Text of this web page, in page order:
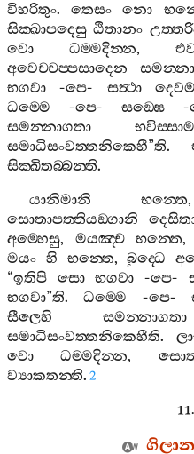
විහරිතුං.තෙසං නො
සික‍්ඛාපදෙසු ඨිතානං
වො
ධම‍්මදින‍්න,
අවෙච‍්චප‍්පසාදෙන
භගවා -පෙ- සත්‍ථා
ධම‍්මෙ -පෙ- සඞ‍්ඝෙ -
සමන‍්නාගතා
භවිස‍්සාම
සමාධිසංවත‍්තනිකෙහී”ති.
සික‍්ඛිතබ‍්බන‍්ති.
යානිමානි
භන‍්තෙ
සොතාපත‍්තියඞ‍්ගානි
අම‍්හෙසු, මයඤ‍්ච භන‍්තෙ,
මයං හි භන‍්තෙ,බුද‍්ධෙ
“ඉතිපි සො භගවා -පෙ-
භගවා”ති.ධම‍්මෙ -පෙ-
සීලෙහි
සමන‍්නාගතා
සමාධිසංවත‍්තනිකෙහීති.
වො
ධම‍්මදින‍්න,
ව්‍යාකතන‍්ති. 2